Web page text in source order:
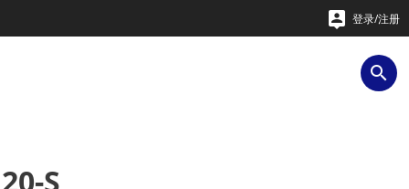
 登录/注册
